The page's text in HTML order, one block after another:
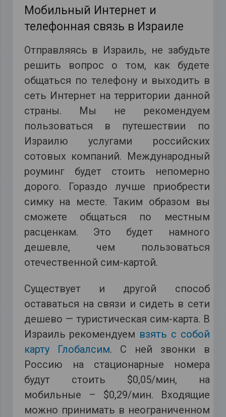
Мобильный Интернет и
телефонная связь в Израиле
Отправляясь в Израиль, не забудьте
решить вопрос о том, как будете
общаться по телефону и выходить в
сеть Интернет на территории данной
страны. Мы не рекомендуем
пользоваться в путешествии по
Израилю услугами российских
сотовых компаний. Международный
роуминг будет стоить непомерно
дорого. Гораздо лучше приобрести
симку на месте. Таким образом вы
сможете общаться по местным
расценкам. Это будет намного
дешевле, чем пользоваться
отечественной сим-картой.
Существует и другой способ
оставаться на связи и сидеть в сети
дешево — туристическая сим-карта. В
Израиль рекомендуем взять с собой
карту Глобалсим. С ней звонки в
Россию на стационарные номера
будут стоить $0,05/мин, на
мобильные – $0,29/мин. Входящие
можно принимать в неограниченном